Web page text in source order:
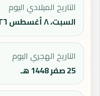
التاريخ الميلادي اليوم
السبت، ٨ أغسطس ٢٠٢٦
التاريخ الهجري اليوم
25 صفر 1448 هـ